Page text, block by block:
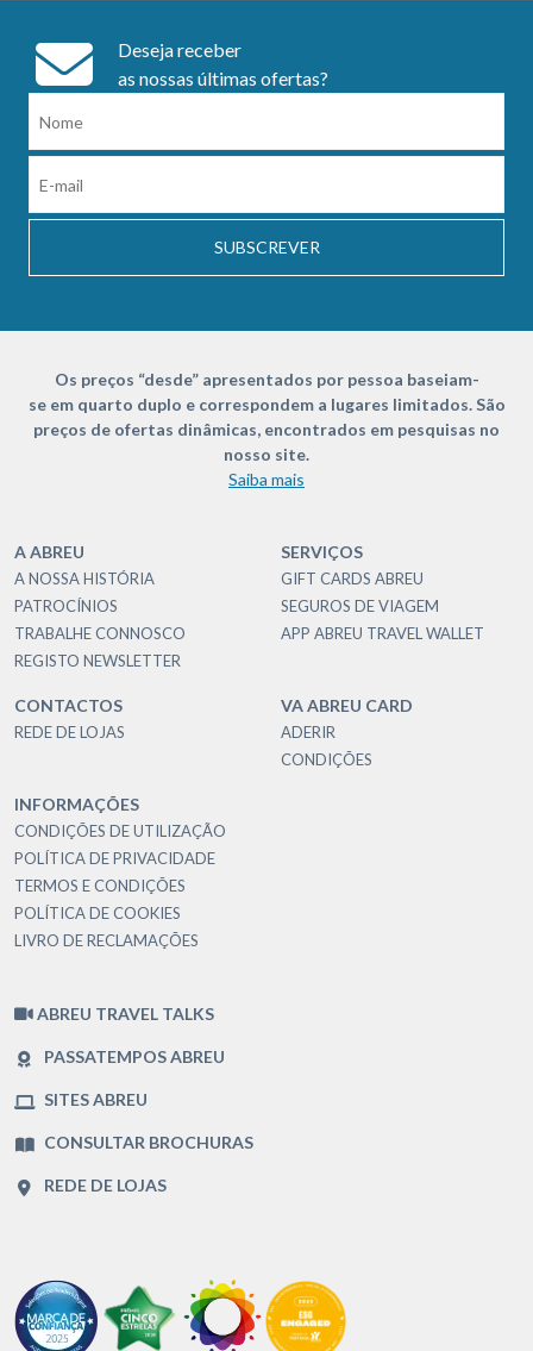
Deseja receber
as nossas últimas ofertas?
SUBSCREVER
Os preços “desde” apresentados por pessoa baseiam-
se em quarto duplo e correspondem a lugares limitados. São
preços de ofertas dinâmicas, encontrados em pesquisas no
nosso site.
Saiba mais
A ABREU
A NOSSA HISTÓRIA
PATROCÍNIOS
TRABALHE CONNOSCO
REGISTO NEWSLETTER
SERVIÇOS
GIFT CARDS ABREU
SEGUROS DE VIAGEM
APP ABREU TRAVEL WALLET
CONTACTOS
REDE DE LOJAS
VA ABREU CARD
ADERIR
CONDIÇÕES
INFORMAÇÕES
CONDIÇÕES DE UTILIZAÇÃO
POLÍTICA DE PRIVACIDADE
TERMOS E CONDIÇÕES
POLÍTICA DE COOKIES
LIVRO DE RECLAMAÇÕES
ABREU TRAVEL TALKS
PASSATEMPOS ABREU
SITES ABREU
CONSULTAR BROCHURAS
REDE DE LOJAS